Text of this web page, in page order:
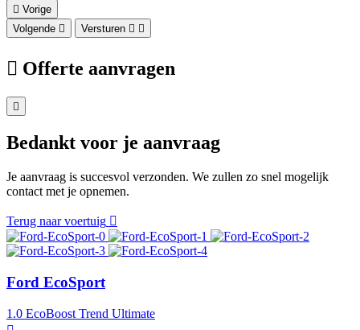
Vorige
Volgende
Versturen
Offerte aanvragen
Bedankt voor je aanvraag
Je aanvraag is succesvol verzonden. We zullen zo snel mogelijk
contact met je opnemen.
Terug naar voertuig
Ford EcoSport
1.0 EcoBoost Trend Ultimate